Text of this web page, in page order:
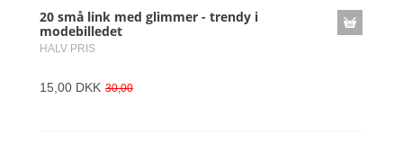
20 små link med glimmer - trendy i
modebilledet
HALV PRIS
15,00 DKK 30,00